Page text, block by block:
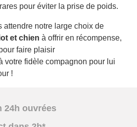
pour éviter la prise de poids.
attendre notre large choix de
et chien à offrir en récompense,
faire plaisir
votre fidèle compagnon pour lui
!
24h ouvrées